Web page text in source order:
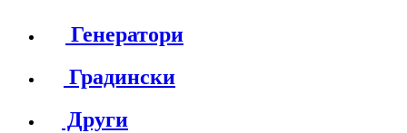
Генератори
Градински
Други